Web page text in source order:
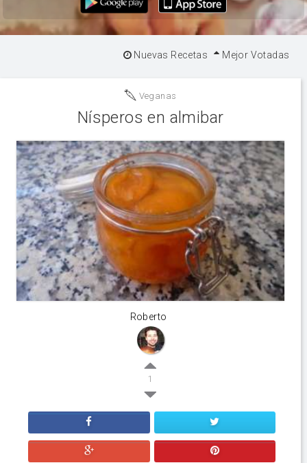
Nuevas Recetas Mejor Votadas
Veganas
Nísperos en almibar
Roberto
1